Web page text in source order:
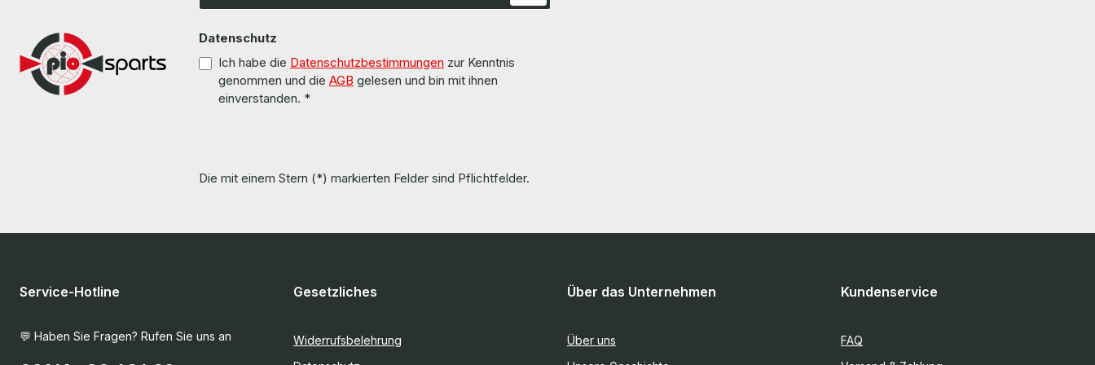
auf den Seiten des Herstellers.
Datenschutz
Ich habe die Datenschutzbestimmungen zur Kenntnis
genommen und die AGB gelesen und bin mit ihnen
einverstanden. *
Die mit einem Stern (*) markierten Felder sind Pflichtfelder.
Service-Hotline
💬 Haben Sie Fragen? Rufen Sie uns an
Gesetzliches
Widerrufsbelehrung
Über das Unternehmen
Über uns
Kundenservice
FAQ